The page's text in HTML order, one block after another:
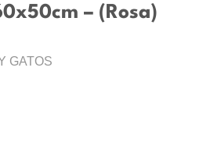
– (Rosa)
GATOS